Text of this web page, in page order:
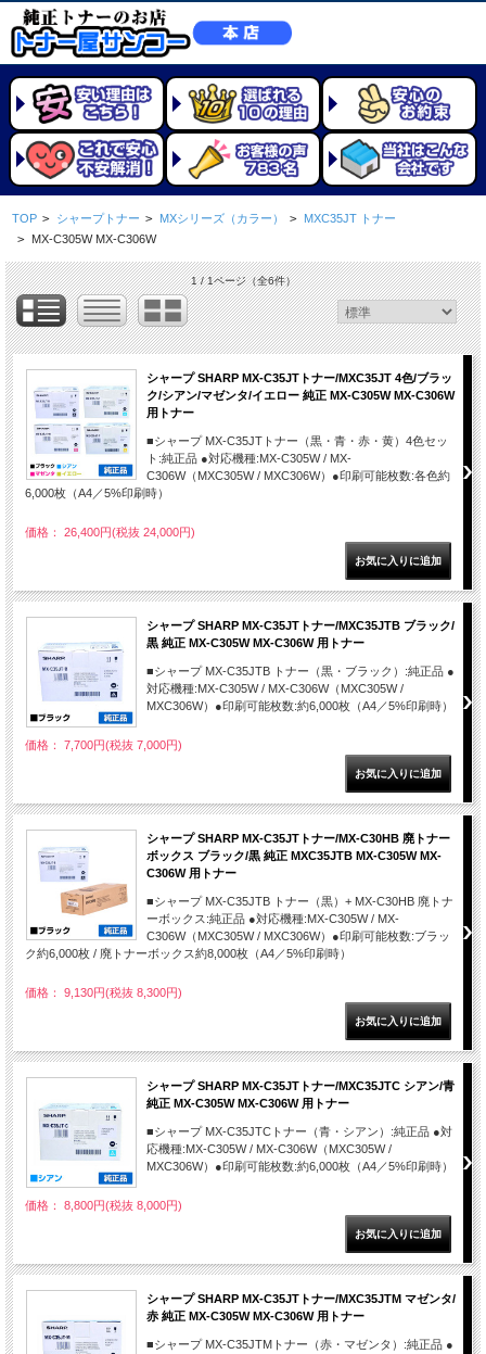
TOP > シャープトナー > MXシリーズ（カラー） > MXC35JT トナー
> MX-C305W MX-C306W
1 / 1ページ（全6件）
シャープ SHARP MX-C35JTトナー/MXC35JT 4色/ブラッ
ク/シアン/マゼンタ/イエロー 純正 MX-C305W MX-C306W
用トナー
■シャープ MX-C35JTトナー（黒・青・赤・黄）4色セッ
ト:純正品 ●対応機種:MX-C305W / MX-
C306W（MXC305W / MXC306W）●印刷可能枚数:各色約
6,000枚（A4／5%印刷時）
価格： 26,400円(税抜 24,000円)
シャープ SHARP MX-C35JTトナー/MXC35JTB ブラック/
黒 純正 MX-C305W MX-C306W 用トナー
■シャープ MX-C35JTB トナー（黒・ブラック）:純正品 ●
対応機種:MX-C305W / MX-C306W（MXC305W /
MXC306W）●印刷可能枚数:約6,000枚（A4／5%印刷時）
価格： 7,700円(税抜 7,000円)
シャープ SHARP MX-C35JTトナー/MX-C30HB 廃トナー
ボックス ブラック/黒 純正 MXC35JTB MX-C305W MX-
C306W 用トナー
■シャープ MX-C35JTB トナー（黒）+ MX-C30HB 廃トナ
ーボックス:純正品 ●対応機種:MX-C305W / MX-
C306W（MXC305W / MXC306W）●印刷可能枚数:ブラッ
ク約6,000枚 / 廃トナーボックス約8,000枚（A4／5%印刷時）
価格： 9,130円(税抜 8,300円)
シャープ SHARP MX-C35JTトナー/MXC35JTC シアン/青
純正 MX-C305W MX-C306W 用トナー
■シャープ MX-C35JTCトナー（青・シアン）:純正品 ●対
応機種:MX-C305W / MX-C306W（MXC305W /
MXC306W）●印刷可能枚数:約6,000枚（A4／5%印刷時）
価格： 8,800円(税抜 8,000円)
シャープ SHARP MX-C35JTトナー/MXC35JTM マゼンタ/
赤 純正 MX-C305W MX-C306W 用トナー
■シャープ MX-C35JTMトナー（赤・マゼンタ）:純正品 ●